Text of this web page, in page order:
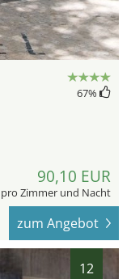
67%
90,10 EUR
pro Zimmer und Nacht
zum Angebot
12